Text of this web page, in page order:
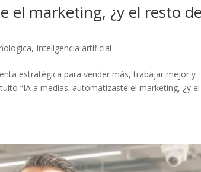
el marketing, ¿y el resto
, Inteligencia artificial
estratégica para vender más, trabajar mejor y
“IA a medias: automatizaste el marketing, ¿y el